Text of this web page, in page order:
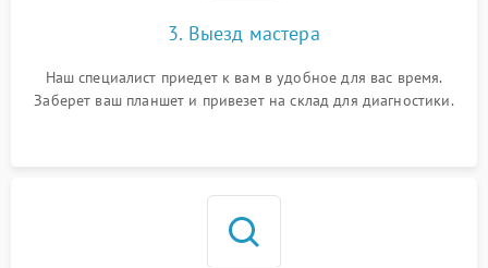
3. Выезд мастера
Наш специалист приедет к вам в удобное для вас время.
Заберет ваш планшет и привезет на склад для диагностики.